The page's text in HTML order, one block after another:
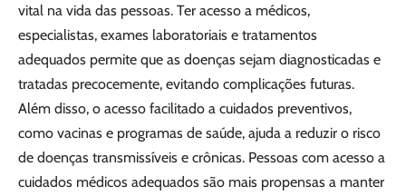
vital na vida das pessoas. Ter acesso a médicos,
especialistas, exames laboratoriais e tratamentos
adequados permite que as doenças sejam diagnosticadas e
tratadas precocemente, evitando complicações futuras.
Além disso, o acesso facilitado a cuidados preventivos,
como vacinas e programas de saúde, ajuda a reduzir o risco
de doenças transmissíveis e crônicas. Pessoas com acesso a
cuidados médicos adequados são mais propensas a manter